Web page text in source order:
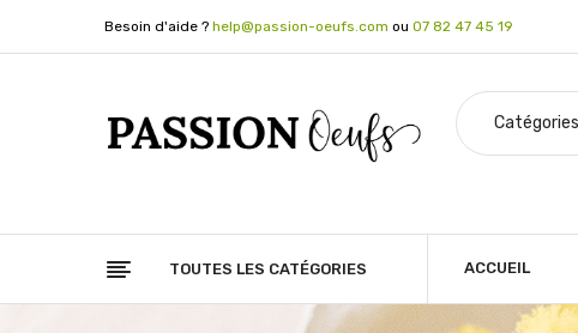
Besoin d'aide ? help@passion-oeufs.com ou 07 82 47 45 19
TOUTES LES CATÉGORIES ACCUEIL